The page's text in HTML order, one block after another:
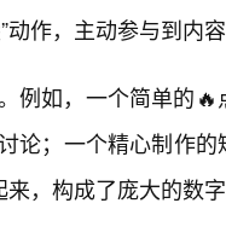
作，主动参与到内
例如，一个简单的🔥
论；一个精心制作
，构成了庞大的数字